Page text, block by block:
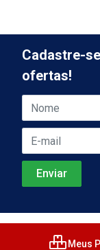
Cadastre-
ofertas!
Meus